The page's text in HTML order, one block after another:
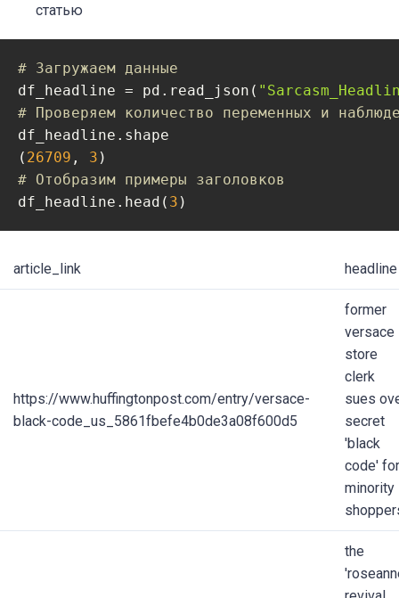
статью
# Загружаем данные
df_headline = pd.read_json(
# Проверяем количество переменных и
df_headline.shape
( 26709 , 3
# Отобразим примеры заголовков
df_headline.head( 3 )
article_link headline
https://www.huffingtonpost.com/entry/versace-
black-code_us_5861fbefe4b0de3a08f600d5
former
versace
store
clerk
sues
secret
'black
code' for
minority
the